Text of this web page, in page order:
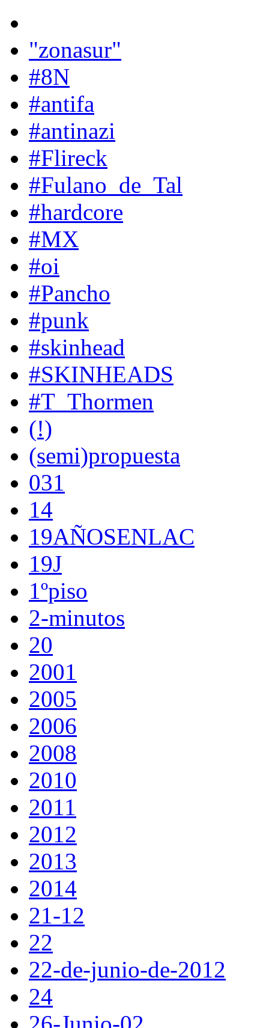
"zonasur"
#8N
#antifa
#antinazi
#Flireck
#Fulano_de_Tal
#hardcore
#MX
#oi
#Pancho
#punk
#skinhead
#SKINHEADS
#T_Thormen
(!)
(semi)propuesta
031
14
19AÑOSENLAC
19J
1ºpiso
2-minutos
20
2001
2005
2006
2008
2010
2011
2012
2013
2014
21-12
22
22-de-junio-de-2012
24